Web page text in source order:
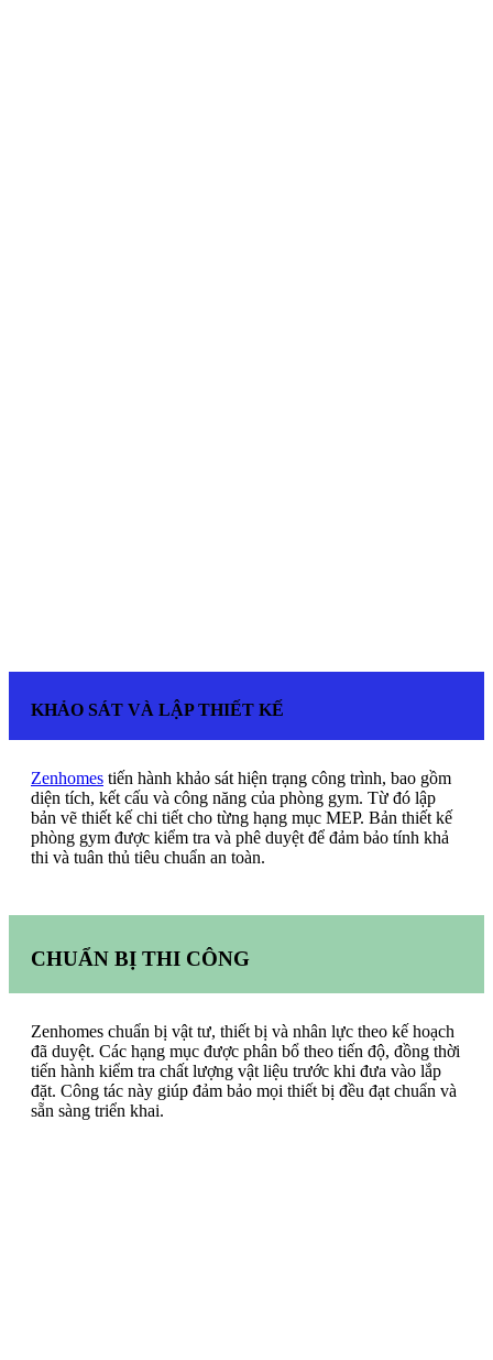
KHẢO SÁT VÀ LẬP THIẾT KẾ
Zenhomes tiến hành khảo sát hiện trạng công trình, bao gồm
diện tích, kết cấu và công năng của phòng gym. Từ đó lập
bản vẽ thiết kế chi tiết cho từng hạng mục MEP. Bản thiết kế
phòng gym được kiểm tra và phê duyệt để đảm bảo tính khả
thi và tuân thủ tiêu chuẩn an toàn.
CHUẨN BỊ THI CÔNG
Zenhomes chuẩn bị vật tư, thiết bị và nhân lực theo kế hoạch
đã duyệt. Các hạng mục được phân bổ theo tiến độ, đồng thời
tiến hành kiểm tra chất lượng vật liệu trước khi đưa vào lắp
đặt. Công tác này giúp đảm bảo mọi thiết bị đều đạt chuẩn và
sẵn sàng triển khai.